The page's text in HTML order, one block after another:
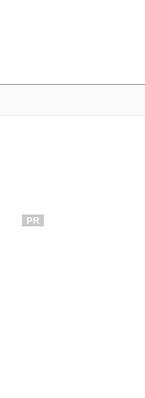
PR